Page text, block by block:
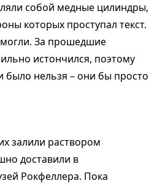
собой медные цилиндры,
которых проступал текст.
За прошедшие
истончился, поэтому
было нельзя –они бы просто
залили раствором
доставили в
Рокфеллера. Пока